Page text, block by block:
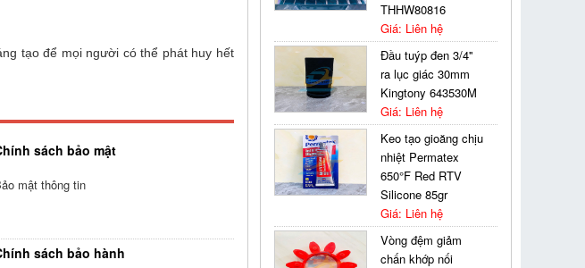
tạo để mọi người có thể phát huy hết
sách bảo mật
mật thông tin
sách bảo hành
THHW80816
Giá: Liên hệ
Đầu tuýp đen 3/4''
ra lục giác 30mm
Kingtony 643530M
Giá: Liên hệ
Keo tạo gioăng chịu
nhiệt Permatex
650°F Red RTV
Silicone 85gr
Giá: Liên hệ
Vòng đệm giảm
chấn khớp nối